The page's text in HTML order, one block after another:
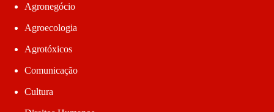
Agronegócio
Agroecologia
Agrotóxicos
Comunicação
Cultura